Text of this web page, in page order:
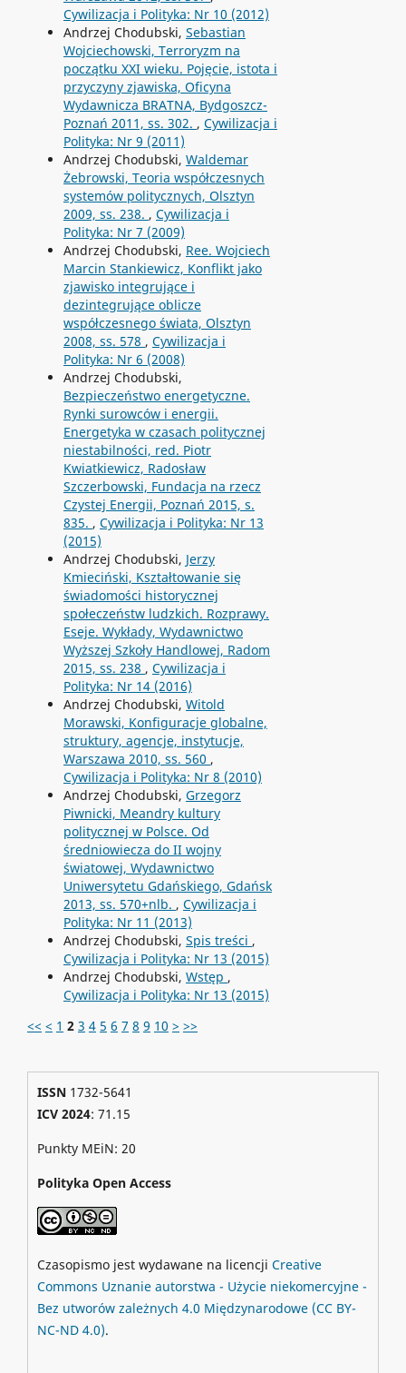
Cywilizacja i Polityka: Nr 10 (2012)
Andrzej Chodubski, Sebastian
Wojciechowski, Terroryzm na
początku XXI wieku. Pojęcie, istota i
przyczyny zjawiska, Oficyna
Wydawnicza BRATNA, Bydgoszcz-
Poznań 2011, ss. 302. , Cywilizacja i
Polityka: Nr 9 (2011)
Andrzej Chodubski, Waldemar
Żebrowski, Teoria współczesnych
systemów politycznych, Olsztyn
2009, ss. 238. , Cywilizacja i
Polityka: Nr 7 (2009)
Andrzej Chodubski, Ree. Wojciech
Marcin Stankiewicz, Konflikt jako
zjawisko integrujące i
dezintegrujące oblicze
współczesnego świata, Olsztyn
2008, ss. 578 , Cywilizacja i
Polityka: Nr 6 (2008)
Andrzej Chodubski,
Bezpieczeństwo energetyczne.
Rynki surowców i energii.
Energetyka w czasach politycznej
niestabilności, red. Piotr
Kwiatkiewicz, Radosław
Szczerbowski, Fundacja na rzecz
Czystej Energii, Poznań 2015, s.
835. , Cywilizacja i Polityka: Nr 13
(2015)
Andrzej Chodubski, Jerzy
Kmieciński, Kształtowanie się
świadomości historycznej
społeczeństw ludzkich. Rozprawy.
Eseje. Wykłady, Wydawnictwo
Wyższej Szkoły Handlowej, Radom
2015, ss. 238 , Cywilizacja i
Polityka: Nr 14 (2016)
Andrzej Chodubski, Witold
Morawski, Konfiguracje globalne,
struktury, agencje, instytucje,
Warszawa 2010, ss. 560 ,
Cywilizacja i Polityka: Nr 8 (2010)
Andrzej Chodubski, Grzegorz
Piwnicki, Meandry kultury
politycznej w Polsce. Od
średniowiecza do II wojny
światowej, Wydawnictwo
Uniwersytetu Gdańskiego, Gdańsk
2013, ss. 570+nlb. , Cywilizacja i
Polityka: Nr 11 (2013)
Andrzej Chodubski, Spis treści ,
Cywilizacja i Polityka: Nr 13 (2015)
Andrzej Chodubski, Wstęp ,
Cywilizacja i Polityka: Nr 13 (2015)
<< < 1 2 3 4 5 6 7 8 9 10 > >>
ISSN1732-5641
ICV 2024: 71.15
Punkty MEiN: 20
Polityka Open Access
Czasopismo jest wydawane na licencji Creative
Commons Uznanie autorstwa - Użycie niekomercyjne -
Bez utworów zależnych 4.0 Międzynarodowe (CC BY-
NC-ND 4.0).